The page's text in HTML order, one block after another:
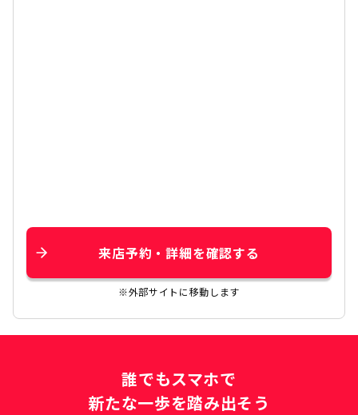
来店予約・詳細を確認する
※外部サイトに移動します
誰でもスマホで
新たな一歩を踏み出そう